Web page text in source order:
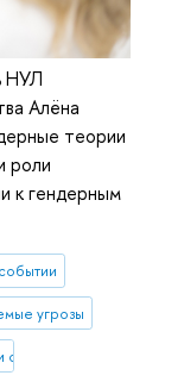
НУЛ
Алёна
теории
роли
к гендерным
угрозы
социального